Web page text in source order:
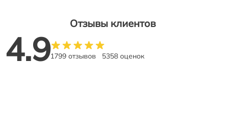
Отзывы клиентов
4.91799 отзывов 5358 оценок